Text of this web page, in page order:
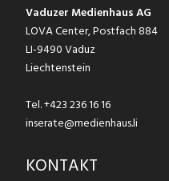
Vaduzer Medienhaus AG
LOVA Center, Postfach 884
LI-9490 Vaduz
Liechtenstein
Tel.+423 236 16 16
inserate@medienhaus.li
KONTAKT